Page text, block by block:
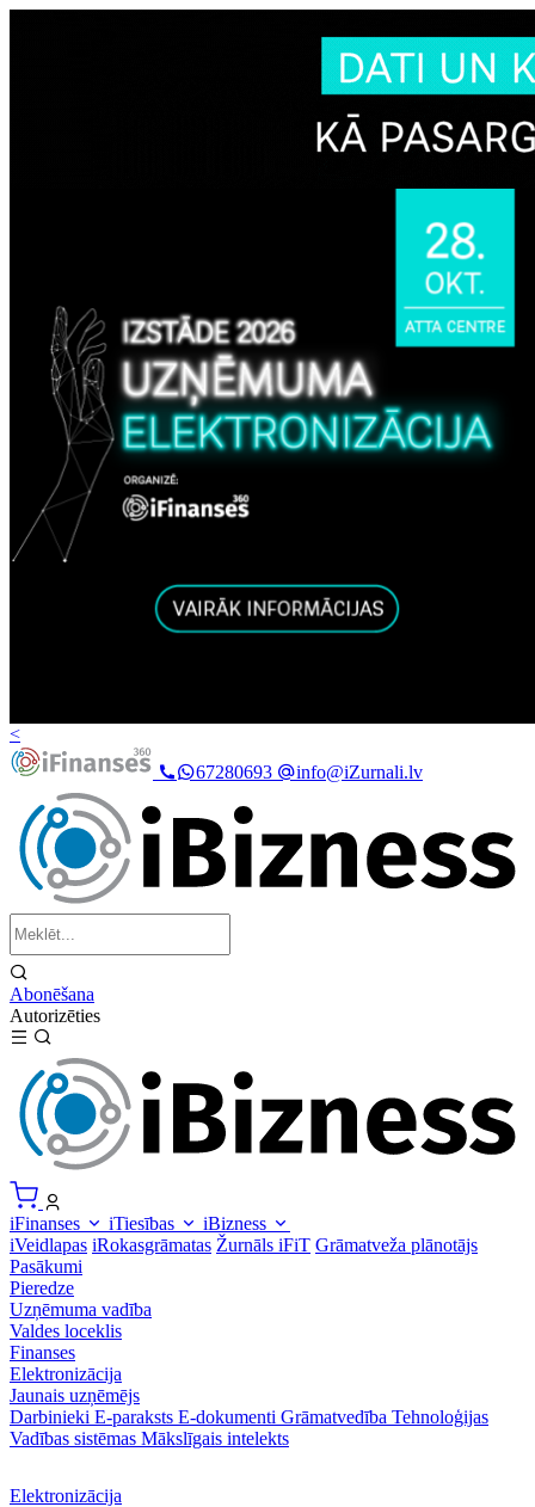
<
67280693
info@iZurnali.lv
Abonēšana
Autorizēties
iFinanses iTiesības
iBizness
iVeidlapas iRokasgrāmatas Žurnāls iFiT Grāmatveža plānotājs
Pasākumi
Pieredze
Uzņēmuma vadība
Valdes loceklis
Finanses
Elektronizācija
Jaunais uzņēmējs
Darbinieki E-paraksts E-dokumenti Grāmatvedība Tehnoloģijas
Vadības sistēmas Mākslīgais intelekts
Elektronizācija